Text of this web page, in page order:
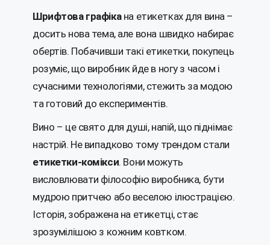
Шрифтова графікана етикетках для вина –
досить нова тема, але вона швидко набирає
обертів. Побачивши такі етикетки, покупець
розуміє, що виробник йде в ногу з часом і
сучасними технологіями, стежить за модою
та готовий до експериментів.
Вино – це свято для душі, напій, що піднімає
настрій. Не випадково тому трендом стали
етикетки-комікси. Вони можуть
висловлювати філософію виробника, бути
мудрою притчею або веселою ілюстрацією.
Історія, зображена на етикетці, стає
зрозумілішою з кожним ковтком.